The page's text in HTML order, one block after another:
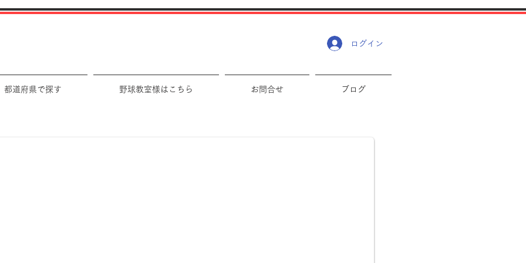
ログイン
都道府県で探す 野球教室様はこちら お問合せ ブログ